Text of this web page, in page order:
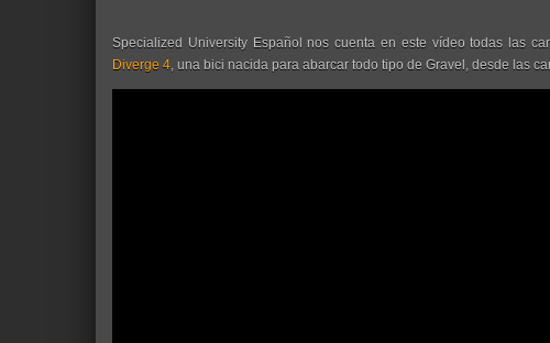
Specialized University Español nos cuenta en este vídeo todas las
Diverge 4, una bici nacida para abarcar todo tipo de Gravel, desde las